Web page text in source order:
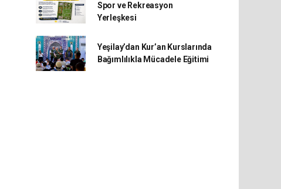
Spor ve Rekreasyon
Yerleşkesi
Yeşilay’dan Kur’an Kurslarında
Bağımlılıkla Mücadele Eğitimi